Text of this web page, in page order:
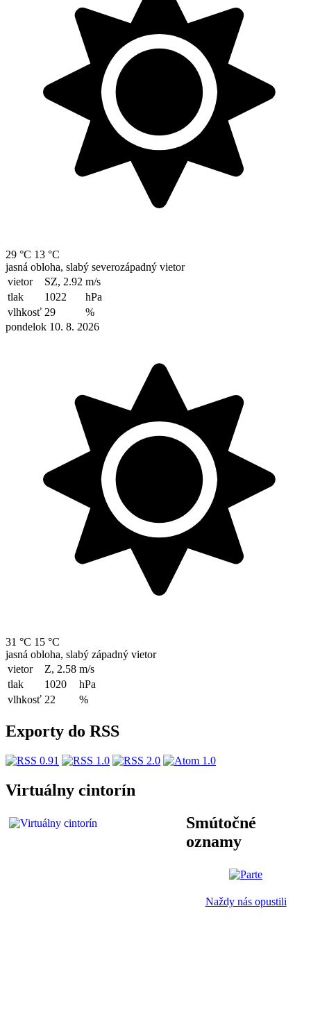
29 °C 13 °C
jasná obloha, slabý severozápadný vietor
vietor
SZ, 2.92 m/s
tlak
1022
hPa
vlhkosť 29
%
pondelok 10. 8. 2026
31 °C 15 °C
jasná obloha, slabý západný vietor
vietor
Z, 2.58 m/s
tlak
1020
hPa
vlhkosť 22 %
Exporty do RSS
Virtuálny cintorín
Smútočné
oznamy
Naždy nás opustili